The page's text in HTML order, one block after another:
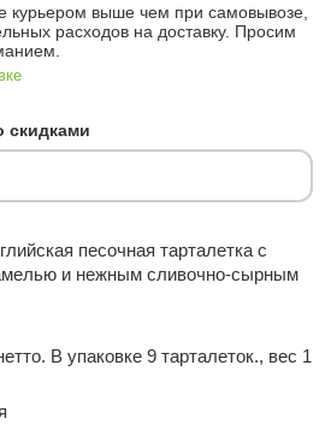
курьером выше чем при самовывозе,
расходов на доставку. Просим
скидками
песочная тарталетка с
и нежным сливочно-сырным
В упаковке 9 тарталеток., вес 1